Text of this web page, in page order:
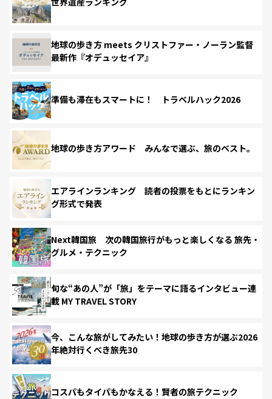
地球の歩き方 meets クリストファー・ノーラン監督
最新作『オデュッセイア』
準備も滞在もスマートに！ トラベルハック2026
地球の歩き方アワード みんなで選ぶ、旅のベスト。
エアラインランキング 読者の投票をもとにランキン
グ形式で発表
Next韓国旅 次の韓国旅行がもっと楽しくなる 旅先・
グルメ・テクニック
旬な“あの人”が「旅」をテーマに語るインタビュー連
載 MY TRAVEL STORY
今、こんな旅がしてみたい！地球の歩き方が選ぶ2026
年絶対行くべき旅先30
コスパもタイパもかなえる！賢者の旅テクニック